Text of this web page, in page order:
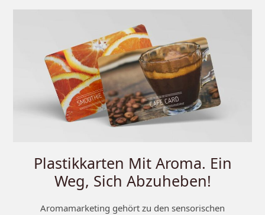
Plastikkarten Mit Aroma. Ein
Weg, Sich Abzuheben!
Aromamarketing gehört zu den sensorischen